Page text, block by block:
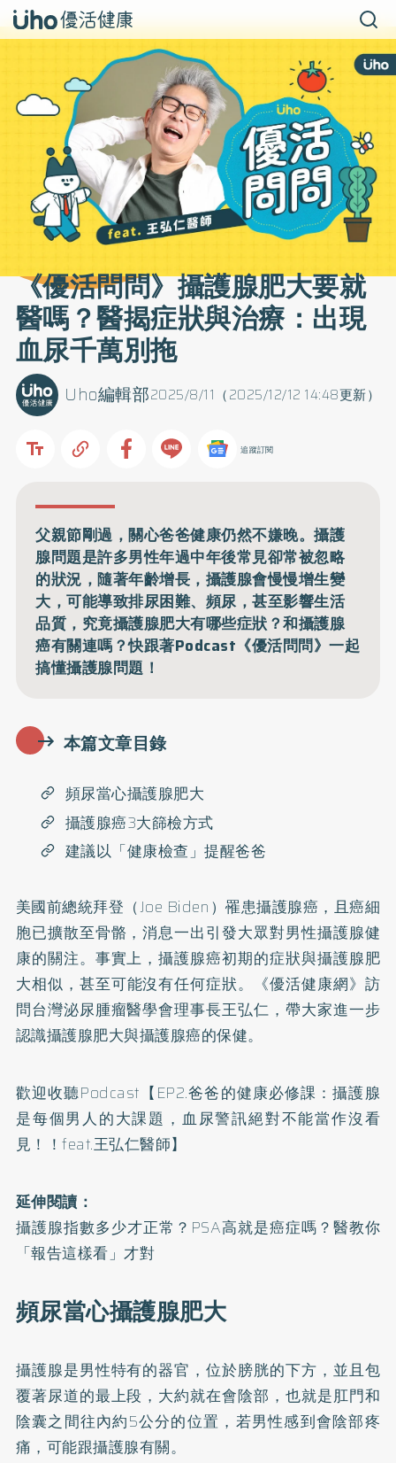
《優活問問》攝護腺肥大要就
醫嗎？醫揭症狀與治療：出現
血尿千萬別拖
2025/8/11（2025/12/12 14:48更新）
Uho編輯部
追蹤訂閱
父親節剛過，關心爸爸健康仍然不嫌晚。攝護
腺問題是許多男性年過中年後常見卻常被忽略
的狀況，隨著年齡增長，攝護腺會慢慢增生變
大，可能導致排尿困難、頻尿，甚至影響生活
品質，究竟攝護腺肥大有哪些症狀？和攝護腺
癌有關連嗎？快跟著Podcast《優活問問》一起
搞懂攝護腺問題！
本篇文章目錄
頻尿當心攝護腺肥大
攝護腺癌3大篩檢方式
建議以「健康檢查」提醒爸爸
美國前總統拜登（Joe Biden）罹患攝護腺癌 ，且癌細
胞已擴散至骨骼，消息一出引發大眾對男性攝護腺健
康的關注。事實上，攝護腺癌初期的症狀與攝護腺肥
大相似，甚至可能沒有任何症狀。《優活健康網》訪
問台灣泌尿腫瘤醫學會理事長王弘仁，帶大家進一步
認識攝護腺肥大與攝護腺癌的保健。
歡迎收聽Podcast 【EP2.爸爸的健康必修課：攝護腺
是每個男人的大課題，血尿警訊絕對不能當作沒看
見！！feat.王弘仁醫師】
延伸閱讀：
攝護腺指數多少才正常？PSA高就是癌症嗎？醫教你
「報告這樣看」才對
頻尿當心攝護腺肥大
攝護腺是男性特有的器官，位於膀胱的下方，並且包
覆著尿道的最上段，大約就在會陰部，也就是肛門和
陰囊之間往內約5公分的位置，若男性感到會陰部疼
痛，可能跟攝護腺有關。